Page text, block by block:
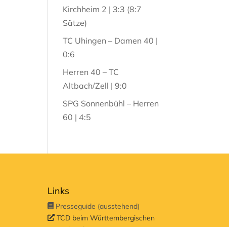
Kirchheim 2 | 3:3 (8:7
Sätze)
TC Uhingen – Damen 40 |
0:6
Herren 40 – TC
Altbach/Zell | 9:0
SPG Sonnenbühl – Herren
60 | 4:5
Links
Presseguide (ausstehend)
TCD beim Württembergischen